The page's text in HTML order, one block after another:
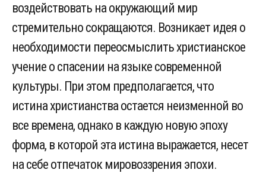
воздействовать на окружающий мир
стремительно сокращаются. Возникает идея о
необходимости переосмыслить христианское
учение о спасении на языке современной
культуры. При этом предполагается, что
истина христианства остается неизменной во
все времена, однако в каждую новую эпоху
форма, в которой эта истина выражается, несет
на себе отпечаток мировоззрения эпохи.